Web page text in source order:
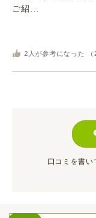
ご紹...
2 人が参考になった （
口コミを書い